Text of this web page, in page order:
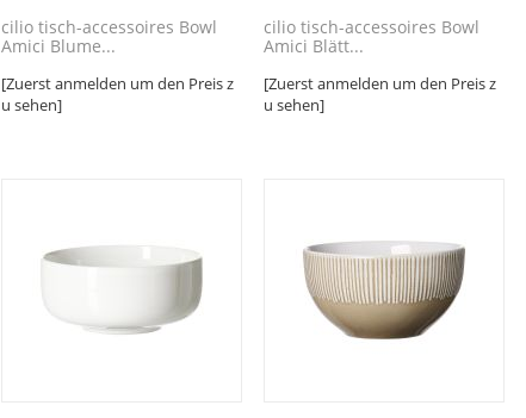
cilio tisch-accessoires Bowl
Amici Blume...
[Zuerst anmelden um den Preis z
u sehen]
cilio tisch-accessoires Bowl
Amici Blätt...
[Zuerst anmelden um den Preis z
u sehen]